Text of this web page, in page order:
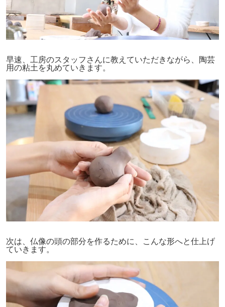
早速、工房のスタッフさんに教えていただきながら、陶芸
用の粘土を丸めていきます。
次は、仏像の頭の部分を作るために、こんな形へと仕上げ
ていきます。